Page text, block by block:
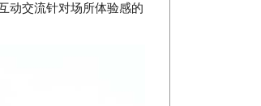
动交流针对场所体验感的